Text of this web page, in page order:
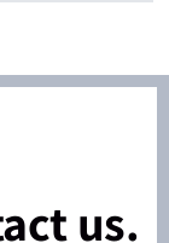
us.